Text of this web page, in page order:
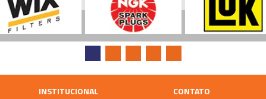
INSTITUCIONAL
CONTATO